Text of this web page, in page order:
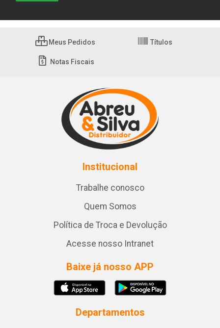
Meus Pedidos Títulos
Notas Fiscais
Institucional
Trabalhe conosco
Quem Somos
Política de Troca e Devolução
Acesse nosso Intranet
Baixe já nosso APP
Departamentos